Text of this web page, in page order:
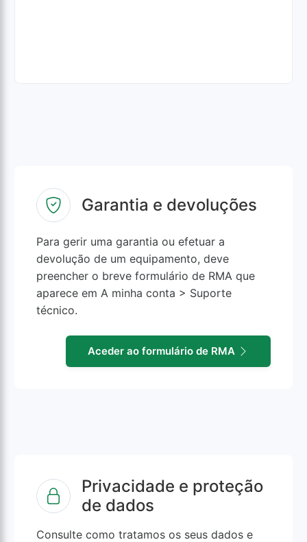
Garantia e devoluções
Para gerir uma garantia ou efetuar a
devolução de um equipamento, deve
preencher o breve formulário de RMA que
aparece em A minha conta > Suporte
técnico.
Aceder ao formulário de RMA
Privacidade e proteção
de dados
Consulte como tratamos os seus dados e